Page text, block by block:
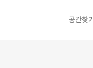
공간찾기